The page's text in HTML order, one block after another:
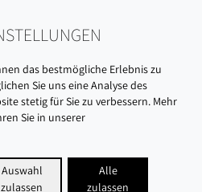
NACHHALTIGKEIT
das bestmögliche Erlebnis zu
Sie uns eine Analyse des
stetig für Sie zu verbessern. Mehr
Sie in unserer
Auswahl
zulassen
Alle
zulassen